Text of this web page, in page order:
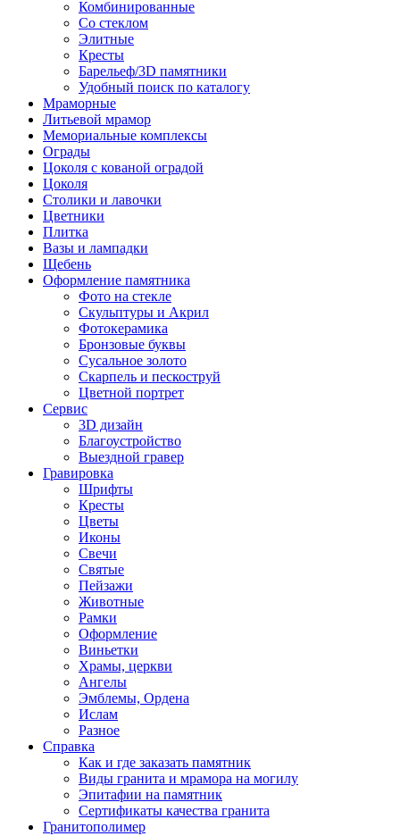
Комбинированные
Со стеклом
Элитные
Кресты
Барельеф/3D памятники
Удобный поиск по каталогу
Мраморные
Литьевой мрамор
Мемориальные комплексы
Ограды
Цоколя с кованой оградой
Цоколя
Столики и лавочки
Цветники
Плитка
Вазы и лампадки
Щебень
Оформление памятника
Фото на стекле
Скульптуры и Акрил
Фотокерамика
Бронзовые буквы
Сусальное золото
Скарпель и пескоструй
Цветной портрет
Сервис
3D дизайн
Благоустройство
Выездной гравер
Гравировка
Шрифты
Кресты
Цветы
Иконы
Свечи
Святые
Пейзажи
Животные
Рамки
Оформление
Виньетки
Храмы, церкви
Ангелы
Эмблемы, Ордена
Ислам
Разное
Справка
Как и где заказать памятник
Виды гранита и мрамора на могилу
Эпитафии на памятник
Сертификаты качества гранита
Гранитополимер